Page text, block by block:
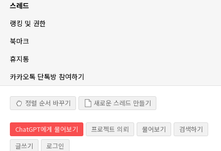
스레드
랭킹 및 권한
북마크
휴지통
카카오톡 단톡방 참여하기
정렬 순서 바꾸기 새로운 스레드 만들기
ChatGPT에게 물어보기 프로젝트 의뢰 물어보기
검색하기
글쓰기
로그인